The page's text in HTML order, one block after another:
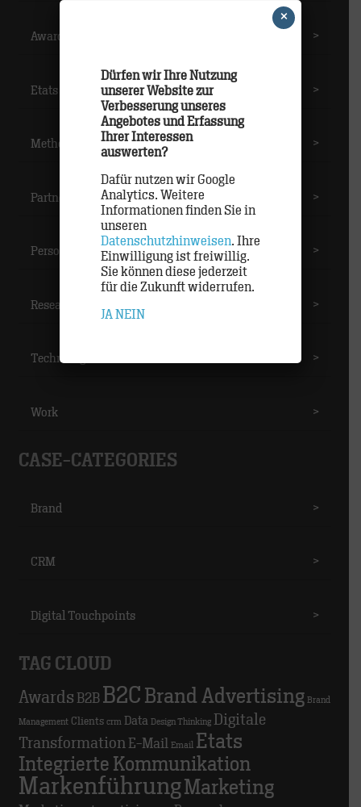
Awards >
Etats >
Methoden >
Partner >
Personal >
Research >
Technologie >
Work >
CASE-CATEGORIES
Brand >
CRM >
Digital Touchpoints >
TAG CLOUD
Awards B2B B2C Brand Advertising Brand
Management Clients crm Data Design Thinking Digitale
Transformation E-Mail Email Etats
Integrierte Kommunikation
MarkenführungMarketing
Dürfen wir Ihre Nutzung
unserer Website zur
Verbesserung unseres
Angebotes und Erfassung
Ihrer Interessen
auswerten?
Dafür nutzen wir Google
Analytics. Weitere
Informationen finden Sie in
unseren
Datenschutzhinweisen. Ihre
Einwilligung ist freiwillig.
Sie können diese jederzeit
für die Zukunft widerrufen.
JA NEIN
×